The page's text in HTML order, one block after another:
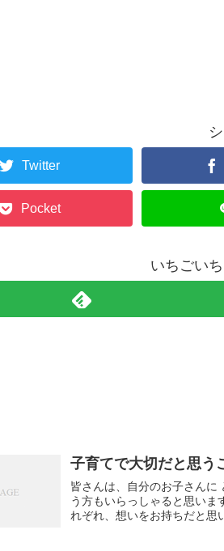
Twitter
Pocket
いちごい
子育てで大切だと思う
皆さんは、自分のお子さんに どんな風に育
う方もいらっしゃると思いま